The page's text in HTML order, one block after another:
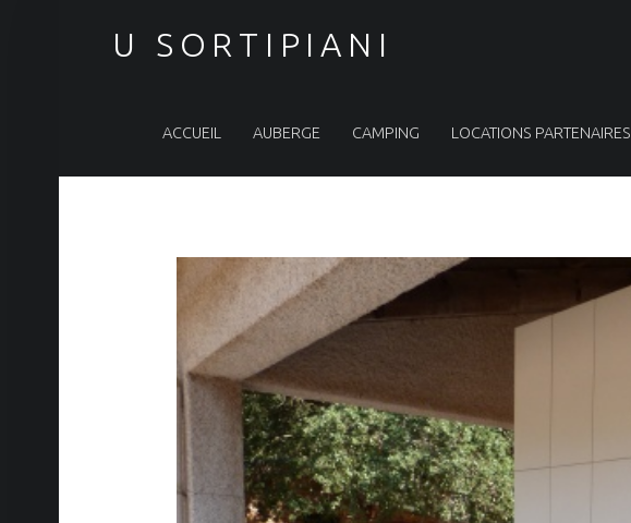
U SORTIPIANI
ACCUEIL AUBERGE CAMPING LOCATIONS PARTENAIRES